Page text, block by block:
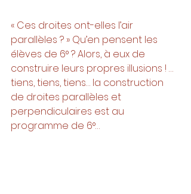
« Ces droites ont-elles l’air
parallèles ? » Qu’en pensent les
élèves de 6° ? Alors, à eux de
construire leurs propres illusions ! …
tiens, tiens, tiens… la construction
de droites parallèles et
perpendiculaires est au
programme de 6°…